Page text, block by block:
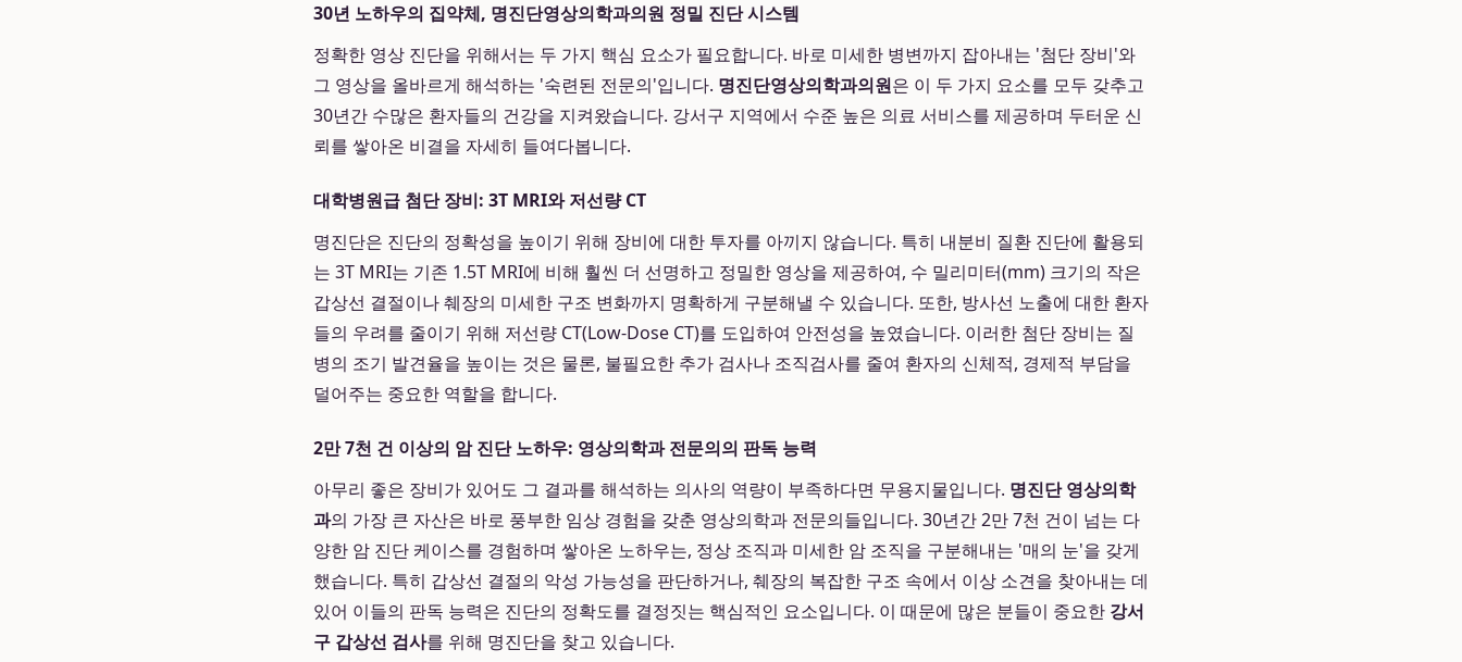
30년 노하우의 집약체, 명진단영상의학과의원 정밀 진단 시스템
정확한 영상 진단을 위해서는 두 가지 핵심 요소가 필요합니다. 바로 미세한 병변까지 잡아내는 '첨단 장비'와
그 영상을 올바르게 해석하는 '숙련된 전문의'입니다. 명진단영상의학과의원은 이 두 가지 요소를 모두 갖추고
30년간 수많은 환자들의 건강을 지켜왔습니다. 강서구 지역에서 수준 높은 의료 서비스를 제공하며 두터운 신
뢰를 쌓아온 비결을 자세히 들여다봅니다.
대학병원급 첨단 장비: 3T MRI와 저선량 CT
명진단은 진단의 정확성을 높이기 위해 장비에 대한 투자를 아끼지 않습니다. 특히 내분비 질환 진단에 활용되
는 3T MRI는 기존 1.5T MRI에 비해 훨씬 더 선명하고 정밀한 영상을 제공하여, 수 밀리미터(mm) 크기의 작은
갑상선 결절이나 췌장의 미세한 구조 변화까지 명확하게 구분해낼 수 있습니다. 또한, 방사선 노출에 대한 환자
들의 우려를 줄이기 위해 저선량 CT(Low-Dose CT)를 도입하여 안전성을 높였습니다. 이러한 첨단 장비는 질
병의 조기 발견율을 높이는 것은 물론, 불필요한 추가 검사나 조직검사를 줄여 환자의 신체적, 경제적 부담을
덜어주는 중요한 역할을 합니다.
2만 7천 건 이상의 암 진단 노하우: 영상의학과 전문의의 판독 능력
아무리 좋은 장비가 있어도 그 결과를 해석하는 의사의 역량이 부족하다면 무용지물입니다. 명진단 영상의학
과의 가장 큰 자산은 바로 풍부한 임상 경험을 갖춘 영상의학과 전문의들입니다. 30년간 2만 7천 건이 넘는 다
양한 암 진단 케이스를 경험하며 쌓아온 노하우는, 정상 조직과 미세한 암 조직을 구분해내는 '매의 눈'을 갖게
했습니다. 특히 갑상선 결절의 악성 가능성을 판단하거나, 췌장의 복잡한 구조 속에서 이상 소견을 찾아내는 데
있어 이들의 판독 능력은 진단의 정확도를 결정짓는 핵심적인 요소입니다. 이 때문에 많은 분들이 중요한 강서
구 갑상선 검사를 위해 명진단을 찾고 있습니다.